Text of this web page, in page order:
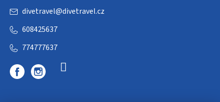
divetravel@divetravel.cz
608425637
774777637